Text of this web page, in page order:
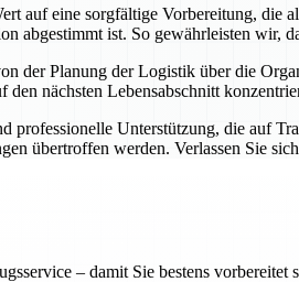
auf eine sorgfältige Vorbereitung, die
abgestimmt ist. So gewährleisten wir,
der Planung der Logistik über die
nächsten Lebensabschnitt
professionelle Unterstützung, die auf
übertroffen werden. Verlassen Sie
– damit Sie bestens vorbereitet